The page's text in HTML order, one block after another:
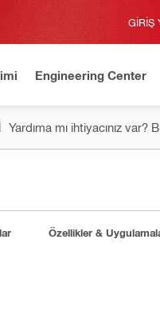
GIRIŞ
Engineering Center
Yardıma mı ihtiyacınız
Özellikler &